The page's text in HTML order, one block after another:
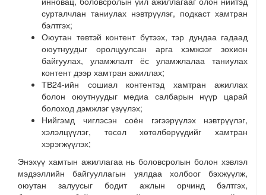
сурталчлан таниулах нэвтрүүлэг, подкаст хамтран
бэлтгэх;
Оюутан төвтэй контент бүтээх, тэр дундаа гадаад
оюутнуудыг оролцуулсан арга хэмжээг зохион
байгуулах, уламжлалт ёс уламжлалаа таниулах
контент дээр хамтран ажиллах;
ТВ24-ийн сошиал контентэд хамтран ажиллах
болон оюутнуудыг медиа салбарын нүүр царай
болоход дэмжлэг үзүүлэх;
Нийгэмд чиглэсэн соён гэгээрүүлэх нэвтрүүлэг,
хэлэлцүүлэг, төсөл хөтөлбөрүүдийг хамтран
хэрэгжүүлэх;
Энэхүү хамтын ажиллагаа нь боловсролын болон хэвлэл
мэдээллийн байгууллагын уялдаа холбоог бэхжүүлж,
оюутан залуусыг бодит ажлын орчинд бэлтгэх,